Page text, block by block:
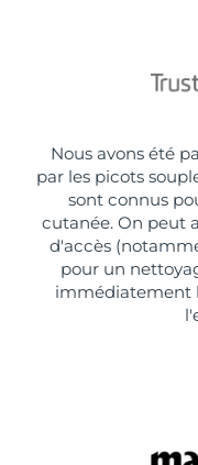
Nous avons été
par les picots
sont connus
cutanée. On peut
d'accès
pour un
immédiatement